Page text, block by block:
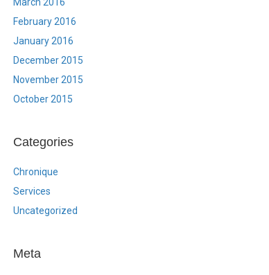
February 2016
January 2016
December 2015
November 2015
October 2015
Categories
Chronique
Services
Uncategorized
Meta